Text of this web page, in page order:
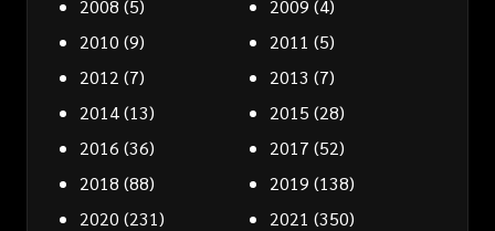
2008 (5) 2009 (4)
2010 (9) 2011 (5)
2012 (7) 2013 (7)
2014(13) 2015 (28)
2016 (36) 2017 (52)
2018 (88) 2019 (138)
2020 (231) 2021 (350)